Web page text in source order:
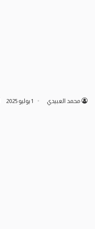
محمد العبيدي 1 يوليو 2025